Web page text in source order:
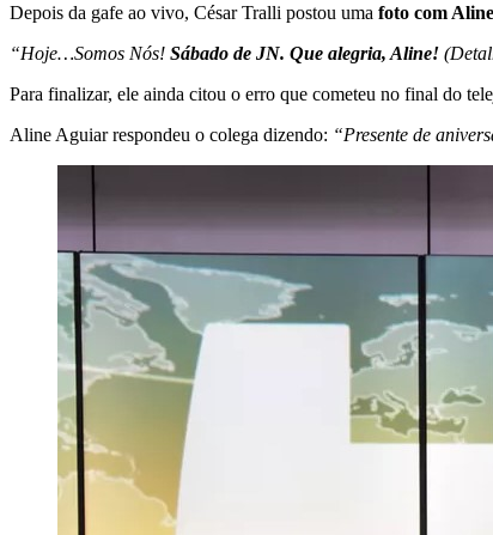
Depois da gafe ao vivo, César Tralli postou uma foto com Aline
“Hoje…Somos Nós! Sábado de JN. Que alegria, Aline!
Para finalizar, ele ainda citou o erro que cometeu no final do
Aline Aguiar respondeu o colega dizendo: “Presente de